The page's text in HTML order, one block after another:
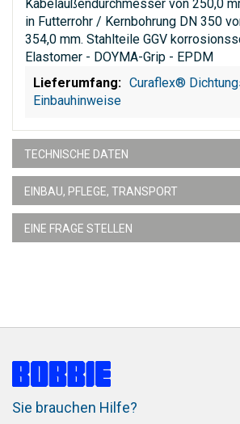
Kabelaußendurchmesser von 250,0
in Futterrohr / Kernbohrung DN 350
354,0 mm. Stahlteile GGV
Elastomer - DOYMA-Grip - EPDM
Curaflex®
Einbauhinweise
TECHNISCHE DATEN
EINBAU, PFLEGE, TRANSPORT
EINE FRAGE STELLEN
Sie brauchen Hilfe?